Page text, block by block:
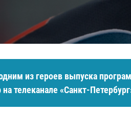
из героев выпуска
телеканале «Санкт-